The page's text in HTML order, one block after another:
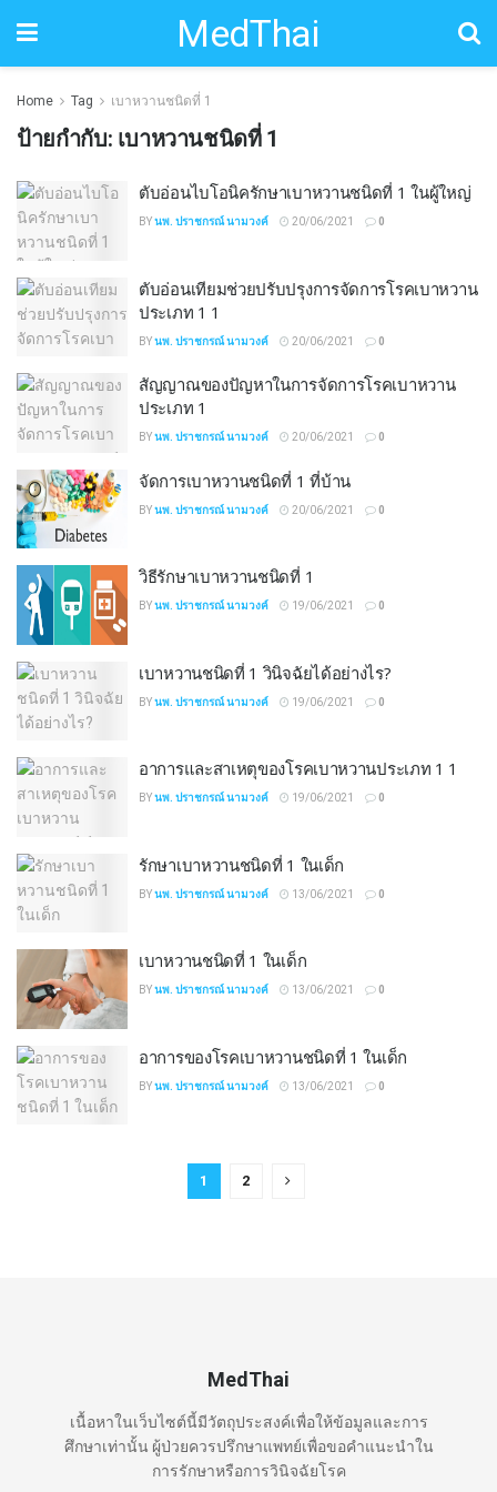
MedThai
Home Tag เบาหวานชนิดที่ 1
ป้ายกำกับ: เบาหวานชนิดที่ 1
ตับอ่อนไบโอนิครักษาเบาหวานชนิดที่ 1 ในผู้ใหญ่
BYนพ. ปราชกรณ์ นามวงค์ 20/06/2021 0
ตับอ่อนเทียมช่วยปรับปรุงการจัดการโรคเบาหวาน
ประเภท 1 1
BYนพ. ปราชกรณ์ นามวงค์ 20/06/2021 0
สัญญาณของปัญหาในการจัดการโรคเบาหวาน
ประเภท 1
BYนพ. ปราชกรณ์ นามวงค์ 20/06/2021 0
จัดการเบาหวานชนิดที่ 1 ที่บ้าน
BYนพ. ปราชกรณ์ นามวงค์ 20/06/2021 0
วิธีรักษาเบาหวานชนิดที่ 1
BYนพ. ปราชกรณ์ นามวงค์ 19/06/2021 0
เบาหวานชนิดที่ 1 วินิจฉัยได้อย่างไร?
BYนพ. ปราชกรณ์ นามวงค์ 19/06/2021 0
อาการและสาเหตุของโรคเบาหวานประเภท 1 1
BYนพ. ปราชกรณ์ นามวงค์ 19/06/2021 0
รักษาเบาหวานชนิดที่ 1 ในเด็ก
BYนพ. ปราชกรณ์ นามวงค์ 13/06/2021 0
เบาหวานชนิดที่ 1 ในเด็ก
BYนพ. ปราชกรณ์ นามวงค์ 13/06/2021 0
อาการของโรคเบาหวานชนิดที่ 1 ในเด็ก
BYนพ. ปราชกรณ์ นามวงค์ 13/06/2021 0
1 2
MedThai
เนื้อหาในเว็บไซต์นี้มีวัตถุประสงค์เพื่อให้ข้อมูลและการ
ศึกษาเท่านั้น ผู้ป่วยควรปรึกษาแพทย์เพื่อขอคำแนะนำใน
การรักษาหรือการวินิจฉัยโรค